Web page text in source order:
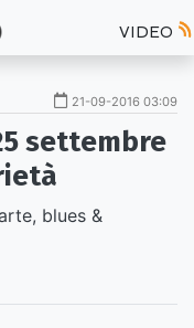
VIDEO
21-09-2016 03:09
settembre